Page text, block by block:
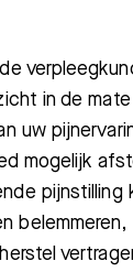
in de mate
uw
mogelijk
belemmeren,